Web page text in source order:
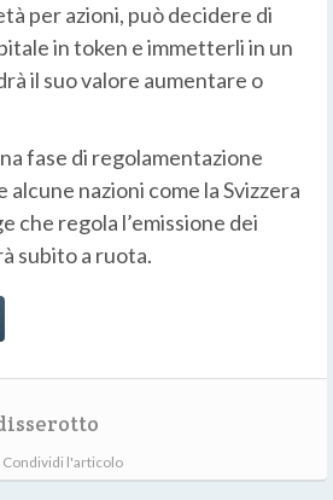
per azioni, può decidere di
in token e immetterli in un
il suo valore aumentare o
fase di regolamentazione
alcune nazioni come la Svizzera
che regola l’emissione dei
subito a ruota.
Condividi l'articolo